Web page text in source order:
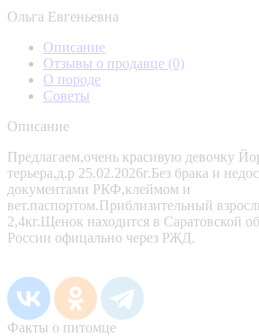
Ольга Евгеньевна
Описание
Отзывы о продавце (0)
О породе
Советы
Описание
Предлагаем,очень красивую девочку
терьера,д.р 25.02.2026г.Без брака и
документами РКФ,клеймом и
вет.паспортом.Приблизительный
2,4кг.Щенок находится в Саратовской
России офицально через РЖД.
Факты о питомце